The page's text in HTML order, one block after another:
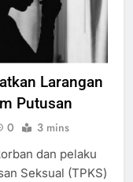
Larangan
Putusan
0 3 mins
dan pelaku
Seksual (TPKS)